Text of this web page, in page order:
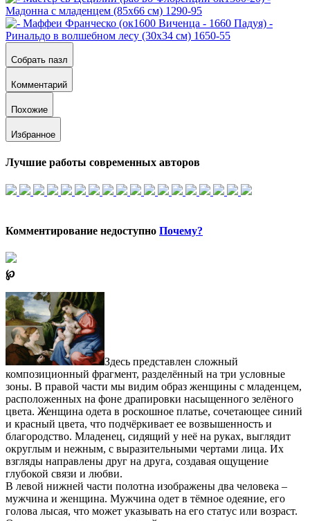
Собрать пазл
Комментарий
Похожие
Избранное
Лучшие работы современных авторов
Комментирование недоступно Почему?
℘
Здесь представлен сложный
композиционный фрагмент, разделённый на три условные
зоны. В правой части мы видим образ женщины с младенцем,
расположенных на фоне драпировки насыщенного зелёного
цвета. Женщина одета в роскошное платье, сочетающее синий
и красный цвета, что подчёркивает ее возвышенность и
благородство. Младенец, сидящий у неё на руках, выглядит
округлым и нежным, с выразительными чертами лица. Их
взгляды направлены друг на друга, создавая ощущение
глубокой связи и любви.
В левой нижней части полотна изображены два человека –
мужчина и женщина. Мужчина одет в тёмное одеяние, его
голова лысая, что может указывать на его статус или возраст.